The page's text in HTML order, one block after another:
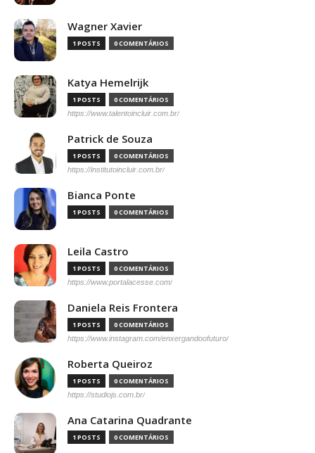
Wagner Xavier
1 POSTS 0 COMENTÁRIOS
Katya Hemelrijk
1 POSTS 0 COMENTÁRIOS
https://www.talentoincluir.com.br/
Patrick de Souza
1 POSTS 0 COMENTÁRIOS
https://institutoincluir.com.br/
Bianca Ponte
1 POSTS 0 COMENTÁRIOS
Leila Castro
1 POSTS 0 COMENTÁRIOS
https://www.portalacesse.com/
Daniela Reis Frontera
1 POSTS 0 COMENTÁRIOS
https://www.instagram.com/enxergandoofuturo/
Roberta Queiroz
1 POSTS 0 COMENTÁRIOS
https://studiojs.com.br/
Ana Catarina Quadrante
1 POSTS 0 COMENTÁRIOS